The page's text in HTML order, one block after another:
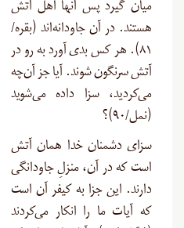
میان گیرد پس آنها اهل آتش
هستند. در آن جاودانه‌اند (بقره/
۸۱). هر کس بدی آورد به رو در
آتش سرنگون شوند. آیا جز آن‌چه
می‌کردید، سزا داده می‌شوید
(نمل/۹۰)؟
سزای دشمنان خدا همان آتش
است که در آن، منزلِ جاودانگی
دارند. این جزا به کیفر آن است
که آیات ما را انکار می‌کردند